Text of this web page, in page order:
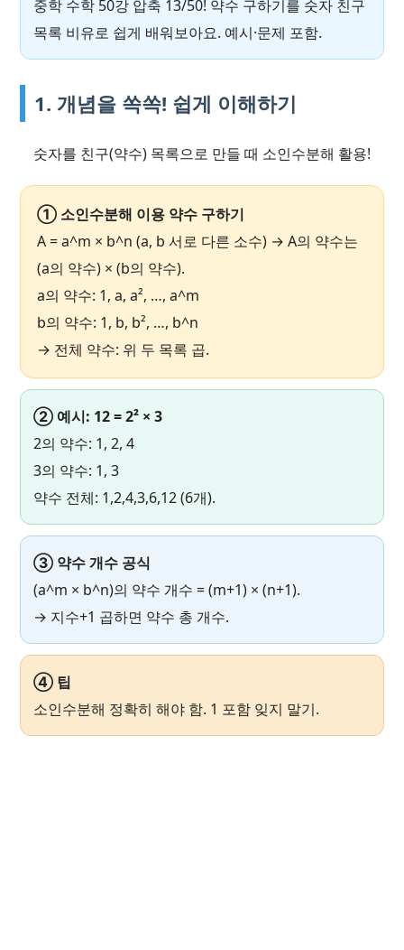
중학 수학 50강 압축 13/50! 약수 구하기를 숫자 친구
목록 비유로 쉽게 배워보아요. 예시·문제 포함.
1. 개념을 쏙쏙! 쉽게 이해하기
숫자를 친구(약수) 목록으로 만들 때 소인수분해 활용!
① 소인수분해 이용 약수 구하기
A = a^m × b^n (a, b 서로 다른 소수) → A의 약수는
(a의 약수) × (b의 약수).
a의 약수: 1, a, a², …, a^m
b의 약수: 1, b, b², …, b^n
→ 전체 약수: 위 두 목록 곱.
② 예시: 12 = 2² × 3
2의 약수: 1, 2, 4
3의 약수: 1, 3
약수 전체: 1,2,4,3,6,12 (6개).
③ 약수 개수 공식
(a^m × b^n)의 약수 개수 = (m+1) × (n+1).
→ 지수+1 곱하면 약수 총 개수.
④ 팁
소인수분해 정확히 해야 함. 1 포함 잊지 말기.